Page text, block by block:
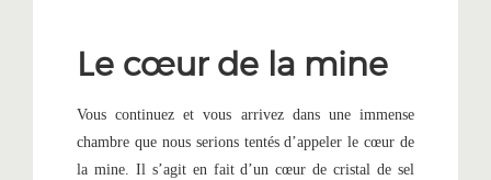
Le cœur de la mine
Vous continuez et vous arrivez dans une immense
chambre que nous serions tentés d’appeler le cœur de
la mine. Il s’agit en fait d’un cœur de cristal de sel